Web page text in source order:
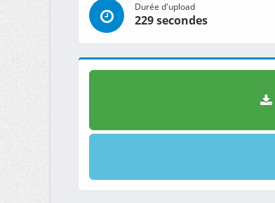
Durée d'upload
229 secondes